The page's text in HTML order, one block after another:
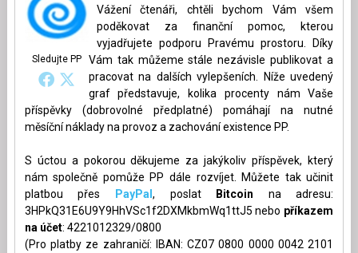
Sledujte PP
Vážení čtenáři, chtěli bychom Vám všem
poděkovat za finanční pomoc, kterou
vyjadřujete podporu Pravému prostoru. Díky
Vám tak můžeme stále nezávisle publikovat a
pracovat na dalších vylepšeních. Níže uvedený
graf představuje, kolika procenty nám Vaše
příspěvky (dobrovolné předplatné) pomáhají na nutné
měsíční náklady na provoz a zachování existence PP.
S úctou a pokorou děkujeme za jakýkoliv příspěvek, který
nám společně pomůže PP dále rozvíjet. Můžete tak učinit
platbou přes
PayPal , poslat Bitcoin na adresu:
3HPkQ31E6U9Y9HhVSc1f2DXMkbmWq1ttJ5 nebo příkazem
na účet: 4221012329/0800
(Pro platby ze zahraničí: IBAN: CZ07 0800 0000 0042 2101